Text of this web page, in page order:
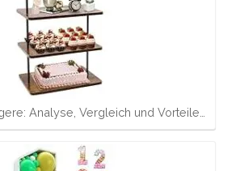
Analyse, Vergleich und Vorteile…